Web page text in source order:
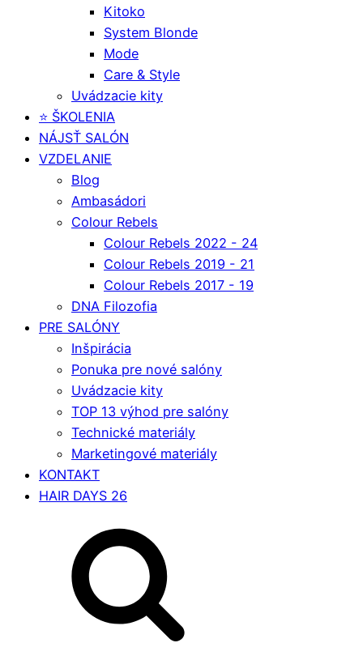
Kitoko
System Blonde
Mode
Care & Style
Uvádzacie kity
⭐️ ŠKOLENIA
NÁJSŤ SALÓN
VZDELANIE
Blog
Ambasádori
Colour Rebels
Colour Rebels 2022 - 24
Colour Rebels 2019 - 21
Colour Rebels 2017 - 19
DNA Filozofia
PRE SALÓNY
Inšpirácia
Ponuka pre nové salóny
Uvádzacie kity
TOP 13 výhod pre salóny
Technické materiály
Marketingové materiály
KONTAKT
HAIR DAYS 26